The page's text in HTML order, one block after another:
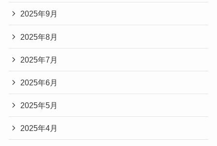
2025年9月
2025年8月
2025年7月
2025年6月
2025年5月
2025年4月